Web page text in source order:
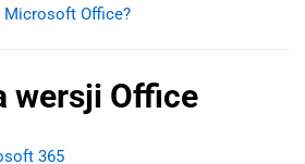
Microsoft Office?
wersji Office
365